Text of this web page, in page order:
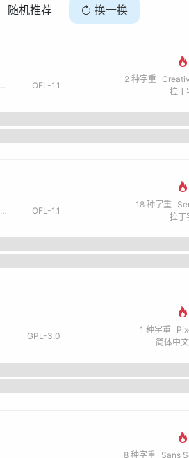
随机推荐 换一换
OFL-1.1
2种字重
拉丁
OFL-1.1
18种字重
拉丁
GPL-3.0
1 种字重
8 种字重 Sans